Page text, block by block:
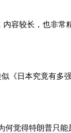
容较长，也非
《日本究竟有
觉得特朗普只